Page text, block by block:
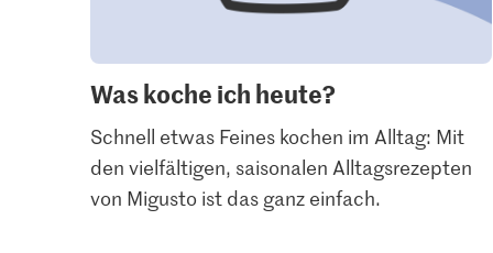
Was koche ich heute?
Schnell etwas Feines kochen im Alltag: Mit
den vielfältigen, saisonalen Alltagsrezepten
von Migusto ist das ganz einfach.